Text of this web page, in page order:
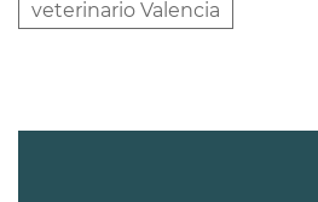
veterinario Valencia